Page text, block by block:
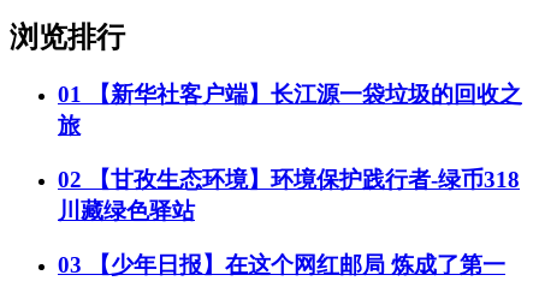
浏览排行
01 【新华社客户端】长江源一袋垃圾的回收之
旅
02 【甘孜生态环境】环境保护践行者-绿币318
川藏绿色驿站
03 【少年日报】在这个网红邮局 炼成了第一